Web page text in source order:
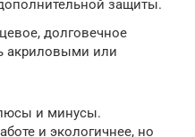
защиты.
долговечное
акриловыми или
и минусы.
и экологичнее, но